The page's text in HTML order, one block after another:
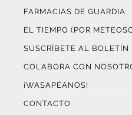
FARMACIAS DE GUARDIA
EL TIEMPO (POR
SUSCRÍBETE AL BOLETÍN
COLABORA CON
¡WASAPÉANOS!
CONTACTO